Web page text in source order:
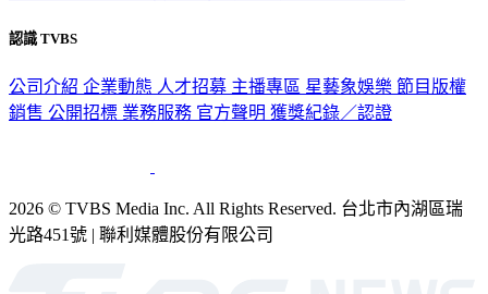
認識 TVBS
公司介紹 企業動態 人才招募 主播專區 星藝象娛樂 節目版權
銷售 公開招標 業務服務 官方聲明 獲獎紀錄／認證
2026 © TVBS Media Inc. All Rights Reserved. 台北市內湖區瑞
光路451號 | 聯利媒體股份有限公司